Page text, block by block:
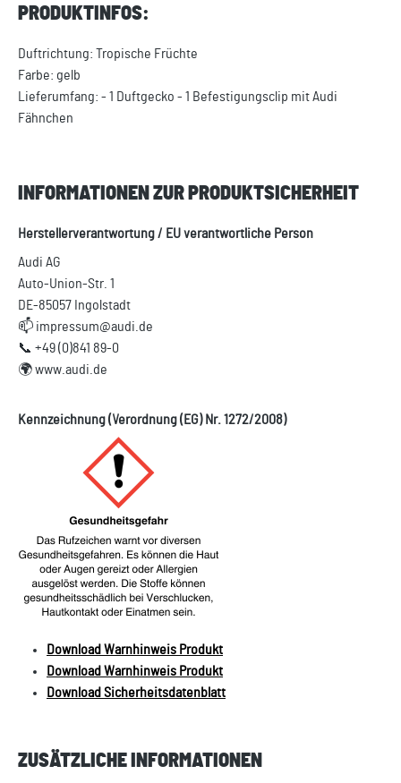
PRODUKTINFOS:
Duftrichtung: Tropische Früchte
Farbe: gelb
Lieferumfang: - 1 Duftgecko - 1 Befestigungsclip mit Audi
Fähnchen
INFORMATIONEN ZUR PRODUKTSICHERHEIT
Herstellerverantwortung / EU verantwortliche Person
Audi AG
Auto-Union-Str. 1
DE-85057 Ingolstadt
📫 impressum@audi.de
📞 +49 (0)841 89-0
🌍 www.audi.de
Kennzeichnung (Verordnung (EG) Nr. 1272/2008)
Download Warnhinweis Produkt
Download Warnhinweis Produkt
Download Sicherheitsdatenblatt
ZUSÄTZLICHE INFORMATIONEN